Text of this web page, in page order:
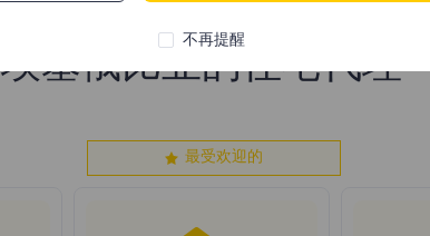
埃塞俄比亚的住宅代理
最受欢迎的
不再提醒